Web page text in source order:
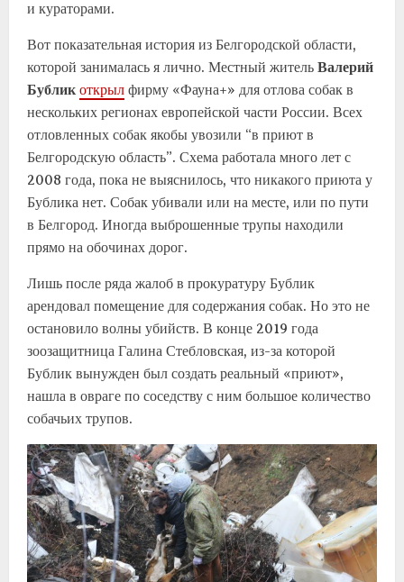
и кураторами.
Вот показательная история из Белгородской области,
которой занималась я лично. Местный житель Валерий
Бублик открыл фирму «Фауна+» для отлова собак в
нескольких регионах европейской части России. Всех
отловленных собак якобы увозили “в приют в
Белгородскую область”. Схема работала много лет с
2008 года, пока не выяснилось, что никакого приюта у
Бублика нет. Собак убивали или на месте, или по пути
в Белгород. Иногда выброшенные трупы находили
прямо на обочинах дорог.
Лишь после ряда жалоб в прокуратуру Бублик
арендовал помещение для содержания собак. Но это не
остановило волны убийств. В конце 2019 года
зоозащитница Галина Стебловская, из-за которой
Бублик вынужден был создать реальный «приют»,
нашла в овраге по соседству с ним большое количество
собачьих трупов.